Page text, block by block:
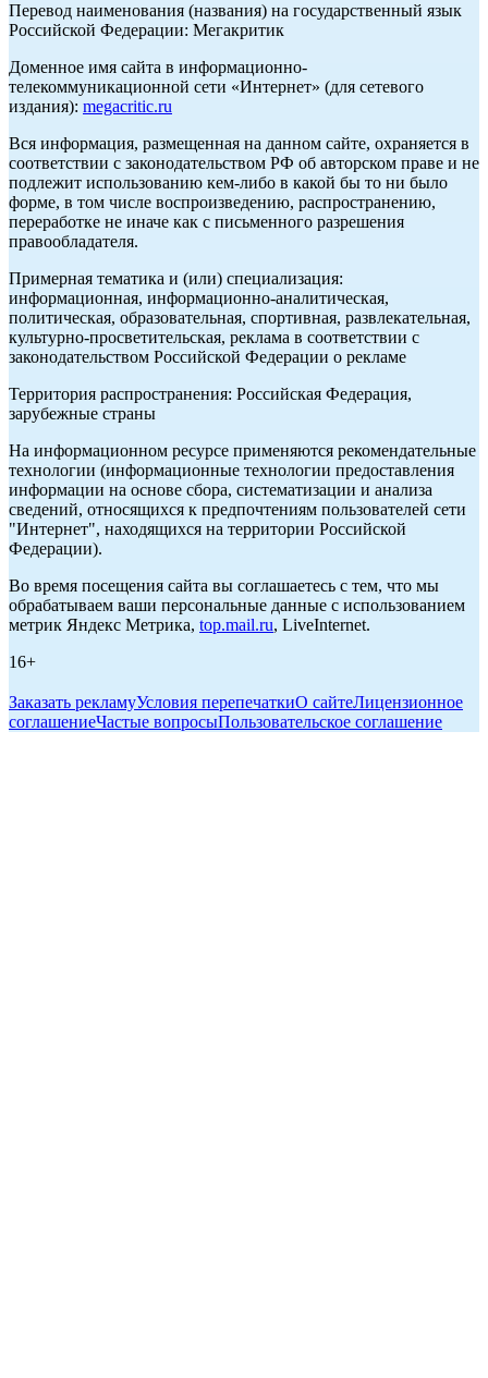
Перевод наименования (названия) на государственный язык
Российской Федерации: Мегакритик
Доменное имя сайта в информационно-
телекоммуникационной сети «Интернет» (для сетевого
издания): megacritic.ru
Вся информация, размещенная на данном сайте, охраняется в
соответствии с законодательством РФ об авторском праве и не
подлежит использованию кем-либо в какой бы то ни было
форме, в том числе воспроизведению, распространению,
переработке не иначе как с письменного разрешения
правообладателя.
Примерная тематика и (или) специализация:
информационная, информационно-аналитическая,
политическая, образовательная, спортивная, развлекательная,
культурно-просветительская, реклама в соответствии с
законодательством Российской Федерации о рекламе
Территория распространения: Российская Федерация,
зарубежные страны
На информационном ресурсе применяются рекомендательные
технологии (информационные технологии предоставления
информации на основе сбора, систематизации и анализа
сведений, относящихся к предпочтениям пользователей сети
"Интернет", находящихся на территории Российской
Федерации).
Во время посещения сайта вы соглашаетесь с тем, что мы
обрабатываем ваши персональные данные с использованием
метрик Яндекс Метрика, top.mail.ru, LiveInternet.
16+
Заказать рекламуУсловия перепечаткиО сайтеЛицензионное
соглашениеЧастые вопросыПользовательское соглашение